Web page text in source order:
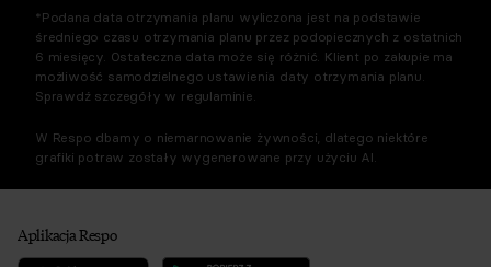
*Podana data otrzymania planu wyliczona jest na podstawie
średniego czasu otrzymania planu przez podopiecznych z ostatnich
6 miesięcy. Ostateczna data może się różnić. Klient po zakupie ma
możliwość samodzielnego ustawienia daty otrzymania planu.
Sprawdź szczegóły w regulaminie.
W Respo dbamy o niemarnowanie żywności, dlatego niektóre
grafiki potraw zostały wygenerowane przy użyciu AI.
Aplikacja Respo